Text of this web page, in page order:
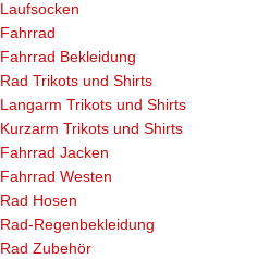
Laufsocken
Fahrrad
Fahrrad Bekleidung
Rad Trikots und Shirts
Langarm Trikots und Shirts
Kurzarm Trikots und Shirts
Fahrrad Jacken
Fahrrad Westen
Rad Hosen
Rad-Regenbekleidung
Rad Zubehör